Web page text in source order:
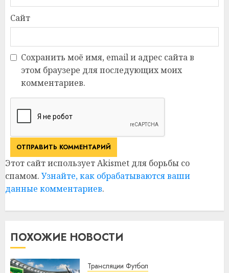
Сайт
Сохранить моё имя, email и адрес сайта в
этом браузере для последующих моих
комментариев.
Этот сайт использует Akismet для борьбы со
спамом. Узнайте, как обрабатываются ваши
данные комментариев.
ПОХОЖИЕ НОВОСТИ
Трансляции Футбол